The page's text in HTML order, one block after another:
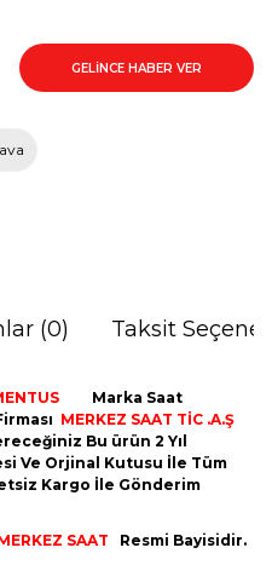
GELİNCE HABER VER
(0) Taksit
Marka Saat
MERKEZ SAAT TİC .A.Ş
Bu ürün 2 Yıl
Ve Orjinal Kutusu İle Tüm
Kargo İle Gönderim
SAAT Resmi Bayisidir.